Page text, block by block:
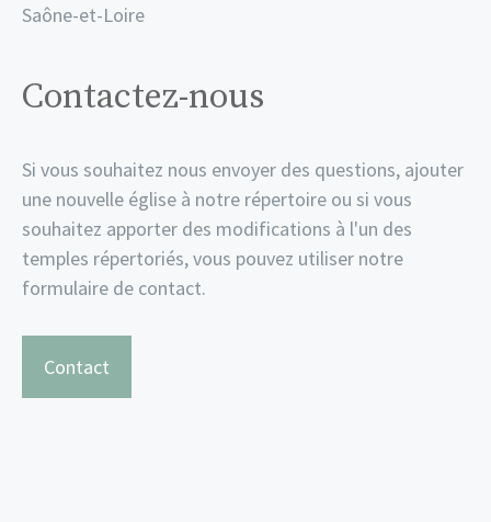
Saône-et-Loire
Contactez-nous
Si vous souhaitez nous envoyer des questions, ajouter
une nouvelle église à notre répertoire ou si vous
souhaitez apporter des modifications à l'un des
temples répertoriés, vous pouvez utiliser notre
formulaire de contact.
Contact